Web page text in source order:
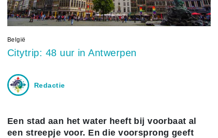
België
Citytrip: 48 uur in Antwerpen
Redactie
Een stad aan het water heeft bij voorbaat al
een streepje voor. En die voorsprong geeft